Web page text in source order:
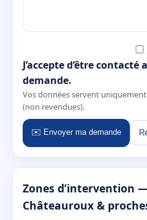
J’accepte d’être
demande.
Vos données servent
(non revendues).
✉️ Envoyer ma demande
Zones d’intervention
Châteauroux &